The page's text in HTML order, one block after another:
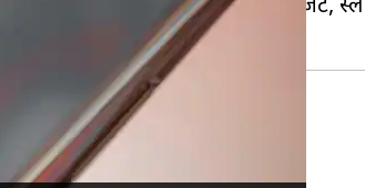
सुरक्षित
में पेश किया था।